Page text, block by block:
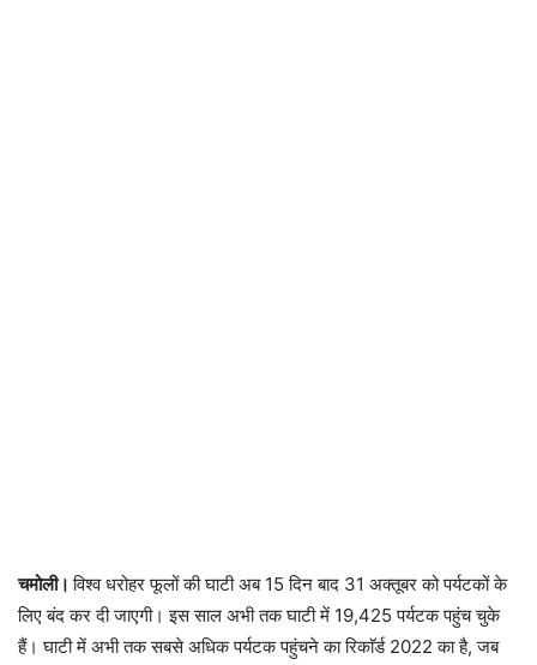
चमोली।विश्व धरोहर फूलों की घाटी अब 15 दिन बाद 31 अक्तूबर को पर्यटकों के
लिए बंद कर दी जाएगी। इस साल अभी तक घाटी में 19,425 पर्यटक पहुंच चुके
हैं। घाटी में अभी तक सबसे अधिक पर्यटक पहुंचने का रिकाॅर्ड 2022 का है, जब